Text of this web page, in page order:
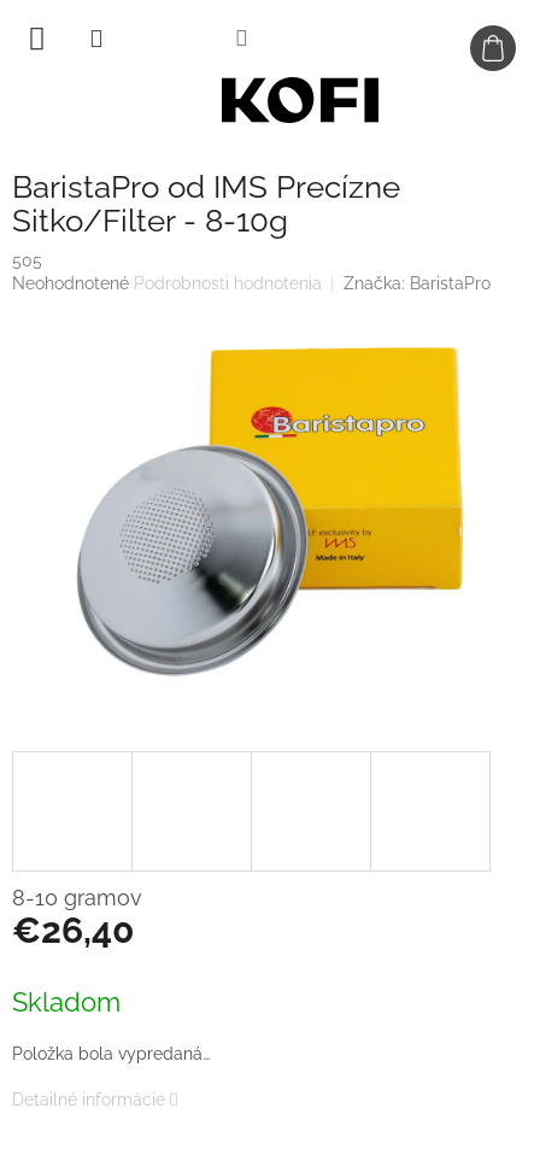
obsah
BaristaPro od IMS Precízne
Sitko/Filter - 8-10g
505
Priemerné
Neohodnotené Podrobnosti hodnotenia Značka: BaristaPro
€26,40
cena:
Skladom
Položka bola vypredaná…
8-10 gramov
Detailné informácie